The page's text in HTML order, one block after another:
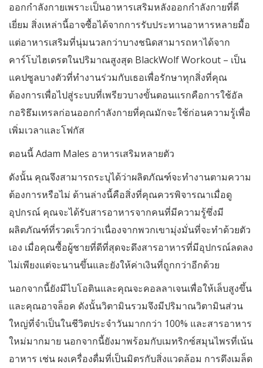
ออกกำลังกายเพราะเป็นอาหารเสริมหลังออกกำลังกายที่ดี
เยี่ยม สิ่งเหล่านี้อาจซื้อได้จากการรับประทานอาหารหลายมื้อ
แต่อาหารเสริมที่นุ่มนวลกว่าบางชนิดสามารถหาได้จาก
คาร์โบไฮเดรตในปริมาณสูงสุด BlackWolf Workout – เป็น
แคปซูลบางตัวที่ทำงานร่วมกับเธอเพื่อรักษาทุกสิ่งที่คุณ
ต้องการเพื่อไปสู่ระบบที่เพรียวบางขั้นตอนแรกคือการใช้อัล
กอริธึมเทรลก่อนออกกำลังกายที่คุณมักจะใช้ก่อนความรู้เพื่อ
เพิ่มเวลาและโฟกัส
ตอนนี้ Adam Males อาหารเสริมหลายตัว
ดังนั้น คุณจึงสามารถระบุได้ว่าผลิตภัณฑ์จะทำงานตามความ
ต้องการหรือไม่ ด้านล่างนี้คือสิ่งที่คุณควรพิจารณาเมื่อดู
อุปกรณ์ คุณจะได้รับสารอาหารจากคนที่มีความรู้ซึ่งมี
ผลิตภัณฑ์ที่รวดเร็วกว่าเนื่องจากพวกเขามุ่งมั่นที่จะทำด้วยตัว
เอง เมื่อคุณซื้อผู้ชายที่ดีที่สุดจะดึงสารอาหารที่มีอุปกรณ์ลดลง
ไม่เพียงแต่จะนานขึ้นและยังให้ค่าเงินที่ถูกกว่าอีกด้วย
นอกจากนี้ยังมีไบโอตินและคุณจะคอลลาเจนเพื่อให้เล็บสูงขึ้น
และคุณอาจล็อค ดังนั้นวิตามินรวมจึงมีปริมาณวิตามินส่วน
ใหญ่ที่จำเป็นในชีวิตประจำวันมากกว่า 100% และสารอาหาร
ใหม่มากมาย นอกจากนี้ยังมาพร้อมกับเมทริกซ์สมุนไพรที่เน้น
อาหาร เช่น ผงเครื่องดื่มที่เป็นมิตรกับสิ่งแวดล้อม การดึงเมล็ด